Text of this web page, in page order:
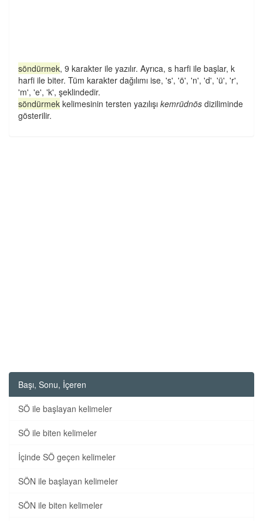
söndürmek, 9 karakter ile yazılır. Ayrıca, s harfi ile başlar, k
harfi ile biter. Tüm karakter dağılımı ise, 's', 'ö', 'n', 'd', 'ü', 'r',
'm', 'e', 'k', şeklindedir.
söndürmek kelimesinin tersten yazılışı kemrüdnös diziliminde
gösterilir.
Başı, Sonu, İçeren
SÖ ile başlayan kelimeler
SÖ ile biten kelimeler
İçinde SÖ geçen kelimeler
SÖN ile başlayan kelimeler
SÖN ile biten kelimeler